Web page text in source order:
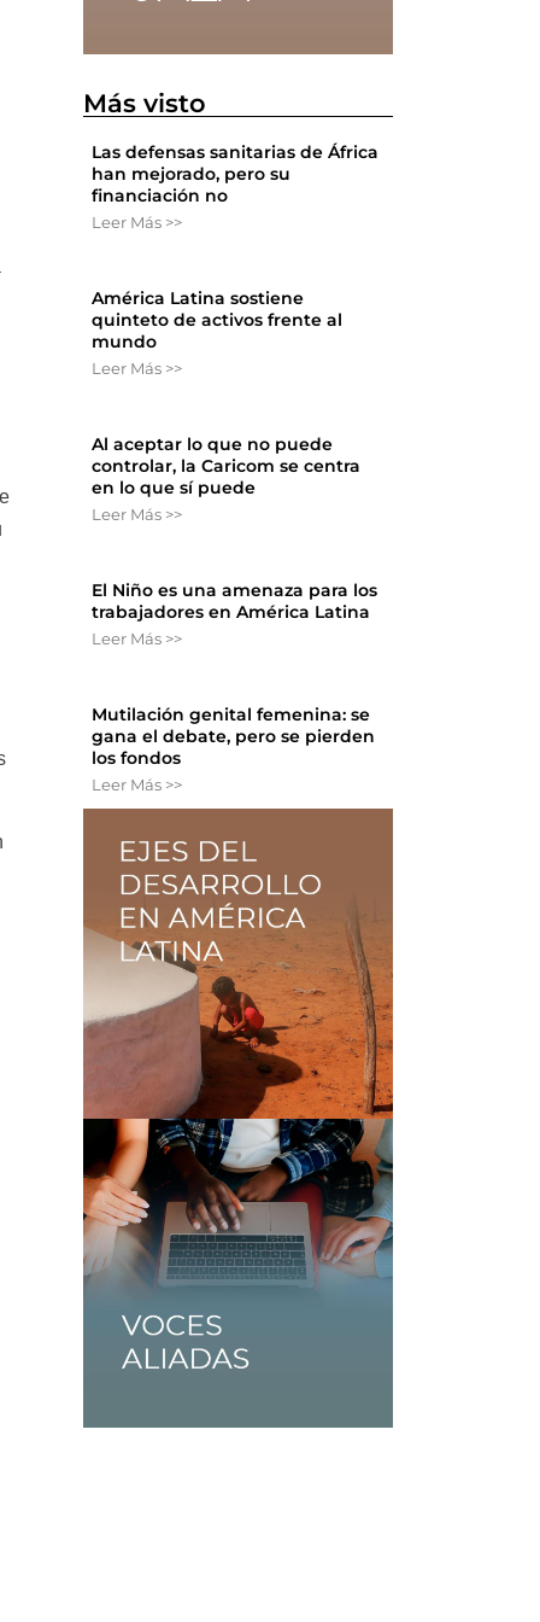
Más visto
Las defensas sanitarias de África
han mejorado, pero su
financiación no
Leer Más >>
América Latina sostiene
quinteto de activos frente al
mundo
Leer Más >>
Al aceptar lo que no puede
controlar, la Caricom se centra
en lo que sí puede
Leer Más >>
El Niño es una amenaza para los
trabajadores en América Latina
Leer Más >>
Mutilación genital femenina: se
gana el debate, pero se pierden
los fondos
Leer Más >>